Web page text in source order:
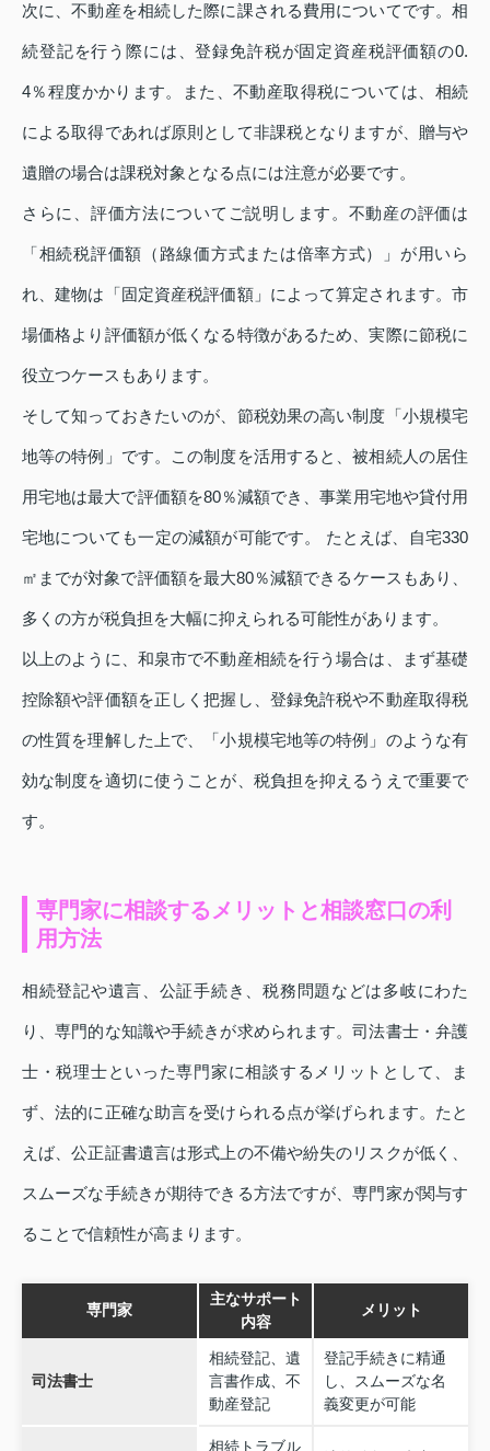
次に、不動産を相続した際に課される費用についてです。相
続登記を行う際には、登録免許税が固定資産税評価額の0.
4％程度かかります。また、不動産取得税については、相続
による取得であれば原則として非課税となりますが、贈与や
遺贈の場合は課税対象となる点には注意が必要です。
さらに、評価方法についてご説明します。不動産の評価は
「相続税評価額（路線価方式または倍率方式）」が用いら
れ、建物は「固定資産税評価額」によって算定されます。市
場価格より評価額が低くなる特徴があるため、実際に節税に
役立つケースもあります。
そして知っておきたいのが、節税効果の高い制度「小規模宅
地等の特例」です。この制度を活用すると、被相続人の居住
用宅地は最大で評価額を80％減額でき、事業用宅地や貸付用
宅地についても一定の減額が可能です。 たとえば、自宅330
㎡までが対象で評価額を最大80％減額できるケースもあり、
多くの方が税負担を大幅に抑えられる可能性があります。
以上のように、和泉市で不動産相続を行う場合は、まず基礎
控除額や評価額を正しく把握し、登録免許税や不動産取得税
の性質を理解した上で、「小規模宅地等の特例」のような有
効な制度を適切に使うことが、税負担を抑えるうえで重要で
す。
専門家に相談するメリットと相談窓口の利
用方法
相続登記や遺言、公証手続き、税務問題などは多岐にわた
り、専門的な知識や手続きが求められます。司法書士・弁護
士・税理士といった専門家に相談するメリットとして、ま
ず、法的に正確な助言を受けられる点が挙げられます。たと
えば、公正証書遺言は形式上の不備や紛失のリスクが低く、
スムーズな手続きが期待できる方法ですが、専門家が関与す
ることで信頼性が高まります。
専門家
主なサポート
内容
メリット
司法書士
相続登記、遺
言書作成、不
動産登記
登記手続きに精通
し、スムーズな名
義変更が可能
相続トラブル